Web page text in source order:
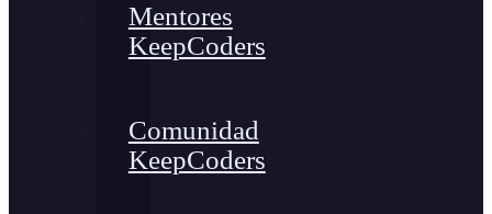
Mentores
KeepCoders
Comunidad
KeepCoders